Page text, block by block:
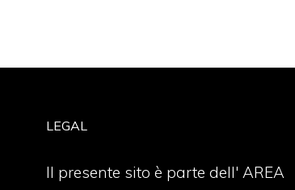
LEGAL
Il presente sito è parte dell' AREA